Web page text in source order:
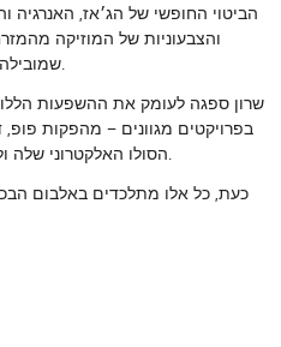
הביטוי החופשי של הג׳אז, האנרגיה
והצבעוניות של המוזיקה
שמובילה הפסנתרנית והקלידנית שרון מנסור.
שרון ספגה לעומק את ההשפעות
בפרויקטים מגוונים – מהפקות
הסולו האלקטרוני שלה ולסטים על עמדת הדיג׳יי במועדונים.
כעת, כל אלו מתלכדים באלבום